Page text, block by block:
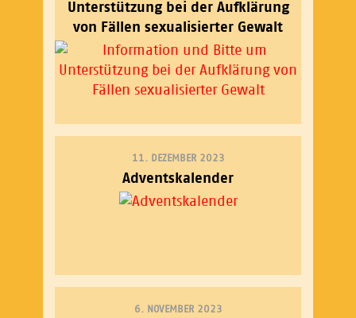
Unterstützung bei der Aufklärung
von Fällen sexualisierter Gewalt
11. DEZEMBER 2023
Adventskalender
6. NOVEMBER 2023